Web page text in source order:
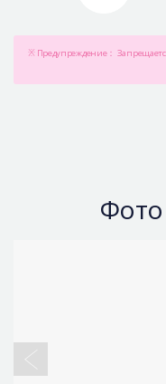
※ Предупреждение：